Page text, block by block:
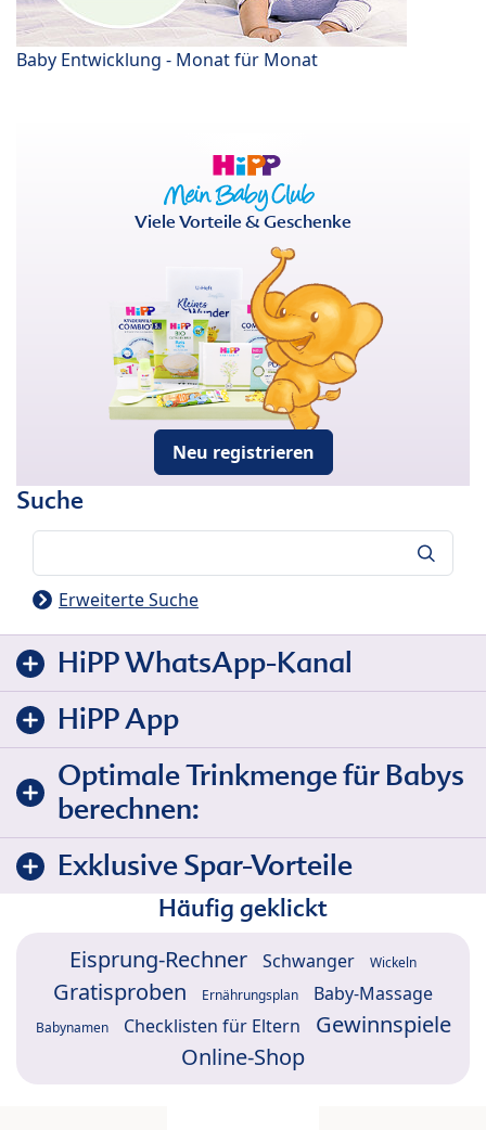
Baby Entwicklung - Monat für Monat
Viele Vorteile & Geschenke
Neu registrieren
Suche
Erweiterte Suche
HiPP WhatsApp-Kanal
HiPP App
Optimale Trinkmenge für Babys
berechnen:
Exklusive Spar-Vorteile
Häufig geklickt
Eisprung-Rechner Schwanger Wickeln
Gratisproben Ernährungsplan Baby-Massage
Babynamen Checklisten für Eltern
Gewinnspiele
Online-Shop